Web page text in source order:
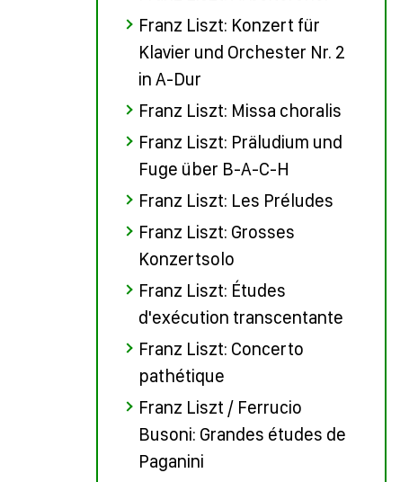
Franz Liszt: Konzert für
Klavier und Orchester Nr. 2
in A-Dur
Franz Liszt: Missa choralis
Franz Liszt: Präludium und
Fuge über B-A-C-H
Franz Liszt: Les Préludes
Franz Liszt: Grosses
Konzertsolo
Franz Liszt: Études
d'exécution transcentante
Franz Liszt: Concerto
pathétique
Franz Liszt / Ferrucio
Busoni: Grandes études de
Paganini